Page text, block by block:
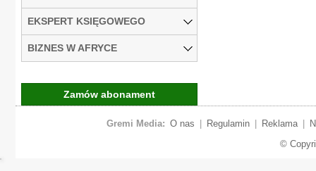
EKSPERT KSIĘGOWEGO
BIZNES W AFRYCE
Zamów abonament
Gremi Media: O nas Regulamin Reklama
©